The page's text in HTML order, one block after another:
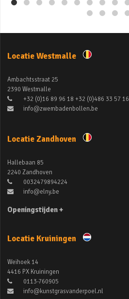
Locatie Westmalle
Ambachtsstraat 25
2390 Westmalle
+32 (0)16 89 96 18 +32 (0)486 33 57 16
info@zwembadenbollen.be
Locatie Zandhoven
Hallebaan 85
2240 Zandhoven
0032479894224
info@elny.be
Openingstijden +
Locatie Kruiningen
Weihoek 14
4416 PX Kruiningen
0113-760905
info@kunstgrasvanderpoel.nl